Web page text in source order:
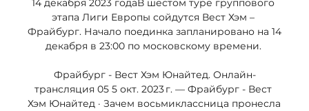
14 декабря 2023 годаВ шестом туре группового
этапа Лиги Европы сойдутся Вест Хэм –
Фрайбург. Начало поединка запланировано на 14
декабря в 23:00 по московскому времени.
Фрайбург - Вест Хэм Юнайтед. Онлайн-
трансляция 05 5 окт. 2023 г. — Фрайбург - Вест
Хэм Юнайтед · Зачем восьмиклассница пронесла